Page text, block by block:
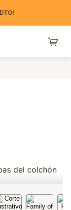
(177 de otros